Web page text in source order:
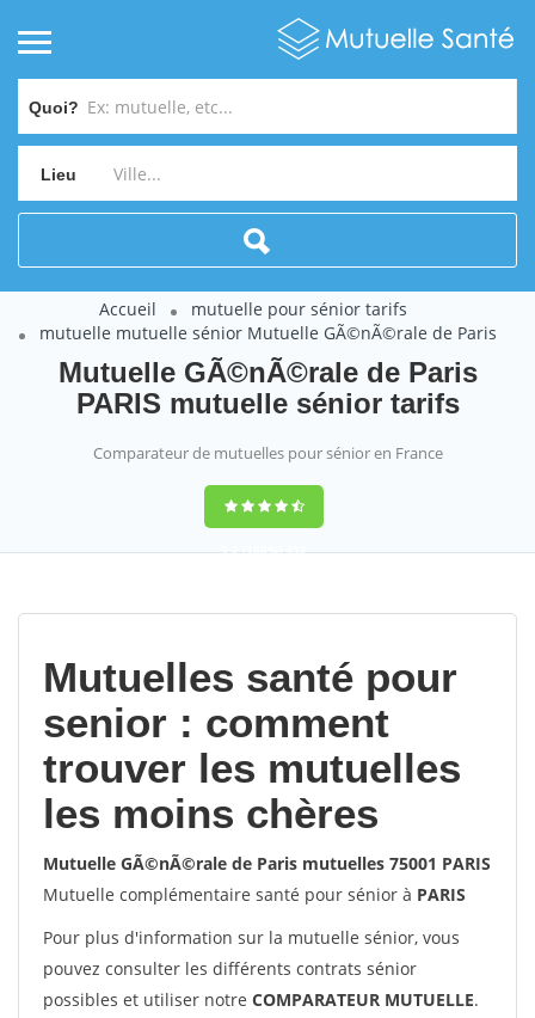
Quoi?
Lieu
Accueil
mutuelle pour sénior tarifs
mutuelle mutuelle sénior Mutuelle GÃ©nÃ©rale de Paris
Mutuelle GÃ©nÃ©rale de Paris
PARIS mutuelle sénior tarifs
Comparateur de mutuelles pour sénior en France
9,2(100%)452
Mutuelles santé pour
senior : comment
trouver les mutuelles
les moins chères
Mutuelle GÃ©nÃ©rale de Paris mutuelles 75001 PARIS
Mutuelle complémentaire santé pour sénior à PARIS
Pour plus d'information sur la mutuelle sénior, vous
pouvez consulter les différents contrats sénior
possibles et utiliser notre COMPARATEUR MUTUELLE.